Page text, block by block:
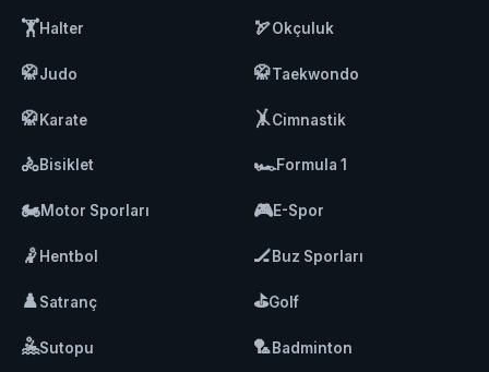
🏋️Halter 🏹Okçuluk
🥋Judo 🥋Taekwondo
🥋Karate 🤸Cimnastik
🚴Bisiklet 🏎️Formula 1
🏍️Motor Sporları 🎮E-Spor
🤾 Hentbol 🏒Buz Sporları
♟️Satranç ⛳Golf
🤽Sutopu 🏸Badminton